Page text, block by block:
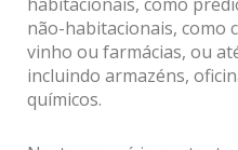
não-habitacionais, como
vinho ou farmácias, ou
incluindo armazéns,
químicos.